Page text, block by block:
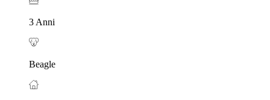
3 Anni
Beagle